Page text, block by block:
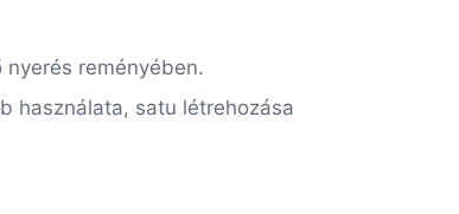
reményében.
használata, satu létrehozása